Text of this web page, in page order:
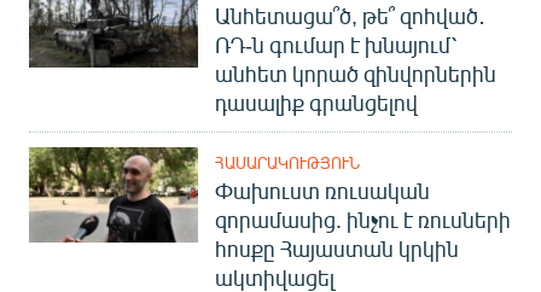
Անհետացա՞ծ, թե՞ զոհված․
ՌԴ-ն գումար է խնայում՝
անհետ կորած զինվորներին
դասալիք գրանցելով
ՀԱՍԱՐԱԿՈՒԹՅՈՒՆ
Փախուստ ռուսական
զորամասից. ինչու է ռուսների
հոսքը Հայաստան կրկին
ակտիվացել